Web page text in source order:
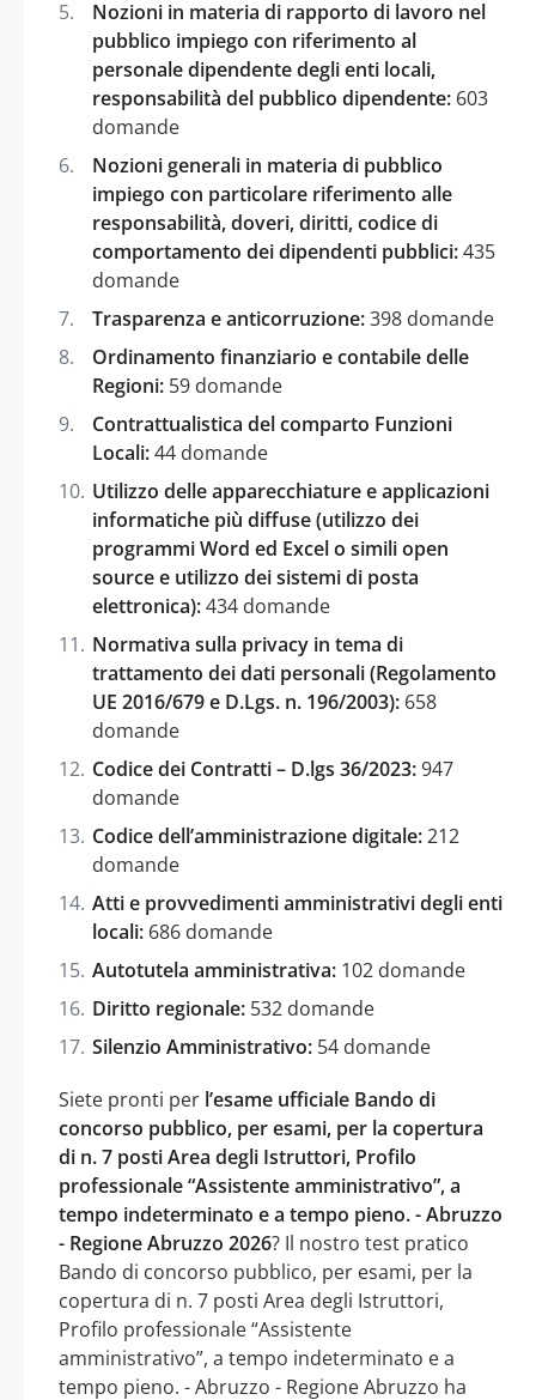
Nozioni in materia di rapporto di lavoro nel
pubblico impiego con riferimento al
personale dipendente degli enti locali,
responsabilità del pubblico dipendente: 603
domande
Nozioni generali in materia di pubblico
impiego con particolare riferimento alle
responsabilità, doveri, diritti, codice di
comportamento dei dipendenti pubblici:435
domande
Trasparenza e anticorruzione:398 domande
Ordinamento finanziario e contabile delle
Regioni: 59 domande
Contrattualistica del comparto Funzioni
Locali:44 domande
Utilizzo delle apparecchiature e applicazioni
informatiche più diffuse (utilizzo dei
programmi Word ed Excel o simili open
source e utilizzo dei sistemi di posta
elettronica):434 domande
Normativa sulla privacy in tema di
trattamento dei dati personali (Regolamento
UE 2016/679 e D.Lgs. n. 196/2003): 658
domande
Codice dei Contratti – D.lgs 36/2023:947
domande
Codice dell’amministrazione digitale:212
domande
Atti e provvedimenti amministrativi degli enti
locali: 686 domande
Autotutela amministrativa: 102 domande
Diritto regionale: 532 domande
Silenzio Amministrativo: 54 domande
Siete pronti per l’esame ufficiale Bando di
concorso pubblico, per esami, per la copertura
di n. 7 posti Area degli Istruttori, Profilo
professionale “Assistente amministrativo”, a
tempo indeterminato e a tempo pieno. - Abruzzo
- Regione Abruzzo 2026? Il nostro test pratico
Bando di concorso pubblico, per esami, per la
copertura di n. 7 posti Area degli Istruttori,
Profilo professionale “Assistente
amministrativo”, a tempo indeterminato e a
tempo pieno. - Abruzzo - Regione Abruzzo ha